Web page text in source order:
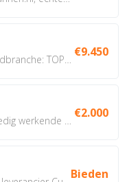
€9.450
€2.000
Bieden